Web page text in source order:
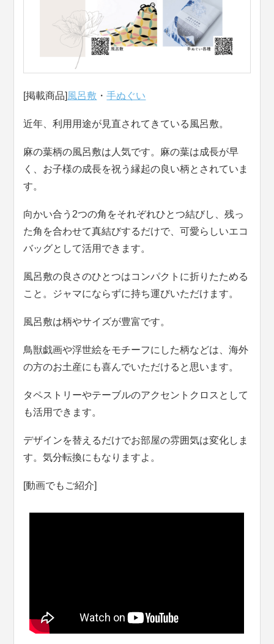
[掲載商品] 風呂敷 ・手ぬぐい
近年、利用用途が見直されてきている風呂敷。
麻の葉柄の風呂敷は人気です。麻の葉は成長が早
く、お子様の成長を祝う縁起の良い柄とされていま
す。
向かい合う2つの角をそれぞれひとつ結びし、残っ
た角を合わせて真結びするだけで、可愛らしいエコ
バッグとして活用できます。
風呂敷の良さのひとつはコンパクトに折りたためる
こと。ジャマにならずに持ち運びいただけます。
風呂敷は柄やサイズが豊富です。
鳥獣戯画や浮世絵をモチーフにした柄などは、海外
の方のお土産にも喜んでいただけると思います。
タペストリーやテーブルのアクセントクロスとして
も活用できます。
デザインを替えるだけでお部屋の雰囲気は変化しま
す。気分転換にもなりますよ。
[動画でもご紹介]